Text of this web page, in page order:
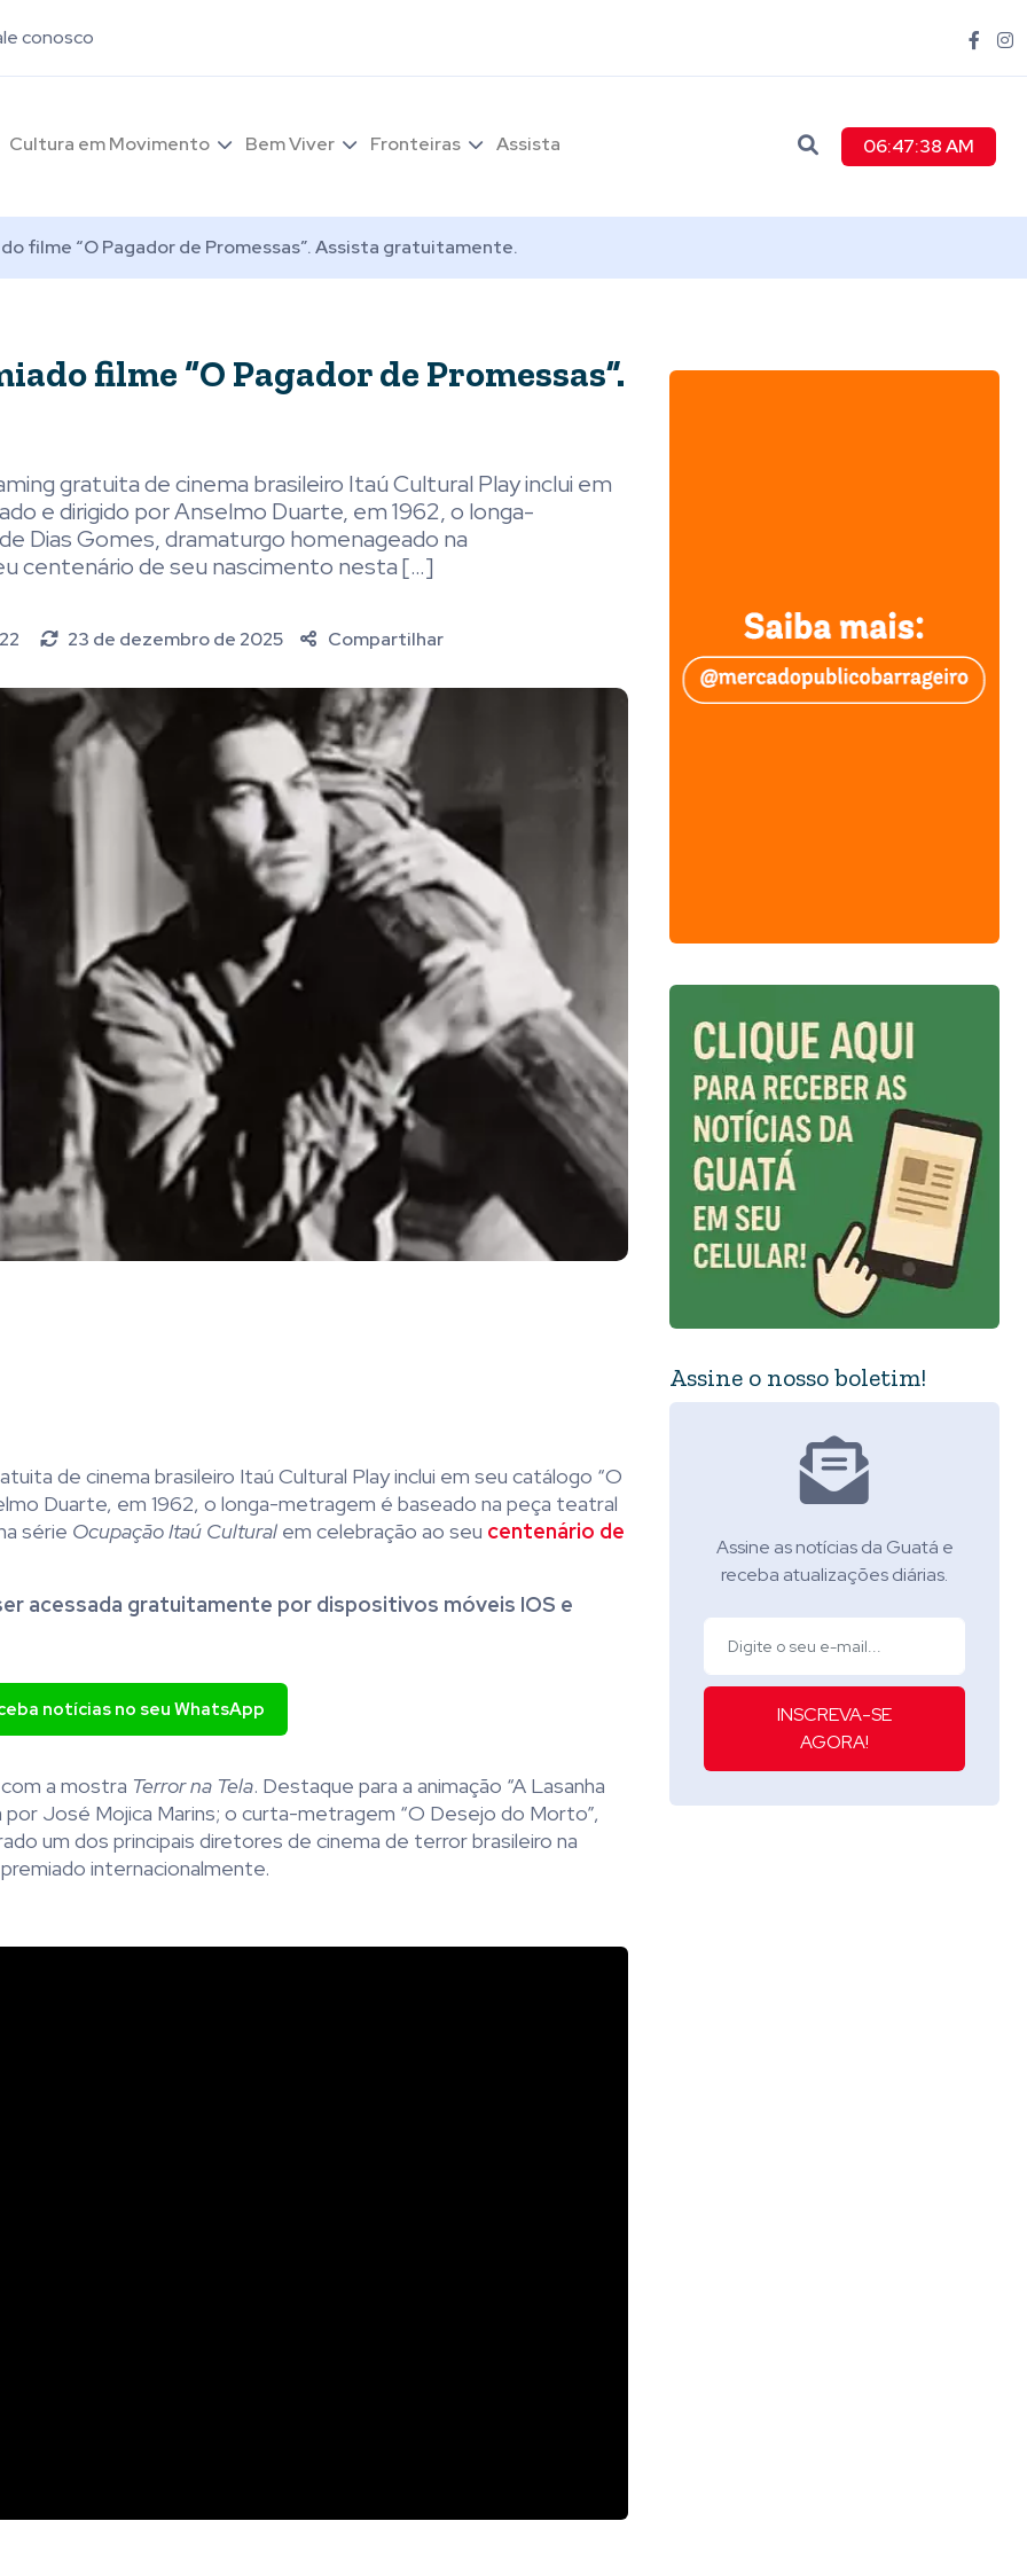
conosco
Cultura em Movimento Bem Viver Fronteiras Assista 06:47:39 AM
filme “O Pagador de Promessas”. Assista gratuitamente.
filme “O Pagador de Promessas”.
gratuita de cinema brasileiro Itaú Cultural Play inclui em
e dirigido por Anselmo Duarte, em 1962, o longa-
Dias Gomes, dramaturgo homenageado na
centenário de seu nascimento nesta […]
23 de dezembro de 2025 Compartilhar
de cinema brasileiro Itaú Cultural Play inclui em seu catálogo “O
Duarte, em 1962, o longa-metragem é baseado na peça teatral
série Ocupação Itaú Cultural em celebração ao seu centenário de
acessada gratuitamente por dispositivos móveis IOS e
notícias no seu WhatsApp
a mostra Terror na Tela. Destaque para a animação “A Lasanha
José Mojica Marins; o curta-metragem “O Desejo do Morto”,
um dos principais diretores de cinema de terror brasileiro na
internacionalmente.
Assine o nosso boletim!
Assine as notícias da Guatá e
receba atualizações diárias.
INSCREVA-SE
AGORA!